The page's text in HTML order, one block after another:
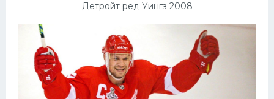
Детройт ред Уингз 2008